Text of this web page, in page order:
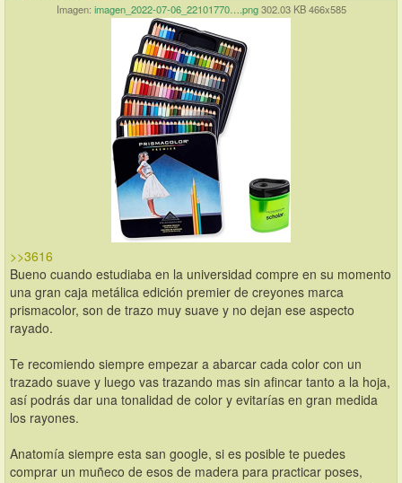
Imagen: imagen_2022-07-06_22101770….png 302.03 KB 466x585
>>3616
Bueno cuando estudiaba en la universidad compre en su momento
una gran caja metálica edición premier de creyones marca
prismacolor, son de trazo muy suave y no dejan ese aspecto
rayado.
Te recomiendo siempre empezar a abarcar cada color con un
trazado suave y luego vas trazando mas sin afincar tanto a la hoja,
así podrás dar una tonalidad de color y evitarías en gran medida
los rayones.
Anatomía siempre esta san google, si es posible te puedes
comprar un muñeco de esos de madera para practicar poses,